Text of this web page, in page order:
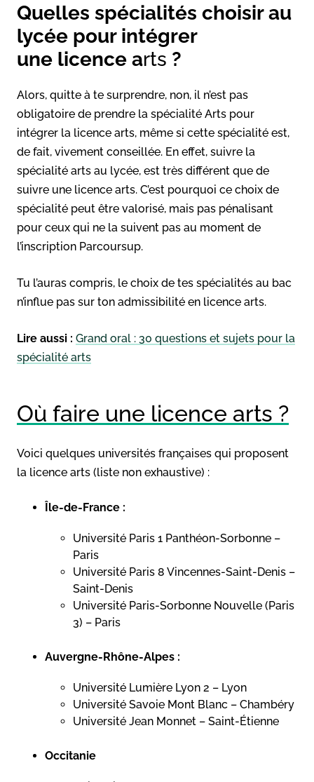
Quelles spécialités choisir au
lycée pour intégrer
une licence arts ?
Alors, quitte à te surprendre, non, il n’est pas
obligatoire de prendre la spécialité Arts pour
intégrer la licence arts, même si cette spécialité est,
de fait, vivement conseillée. En effet, suivre la
spécialité arts au lycée, est très différent que de
suivre une licence arts. C’est pourquoi ce choix de
spécialité peut être valorisé, mais pas pénalisant
pour ceux qui ne la suivent pas au moment de
l’inscription Parcoursup.
Tu l’auras compris, le choix de tes spécialités au bac
n’influe pas sur ton admissibilité en licence arts.
Lire aussi : Grand oral : 30 questions et sujets pour la
spécialité arts
Où faire une licence arts ?
Voici quelques universités françaises qui proposent
la licence arts (liste non exhaustive) :
Île-de-France :
Université Paris 1 Panthéon-Sorbonne –
Paris
Université Paris 8 Vincennes-Saint-Denis –
Saint-Denis
Université Paris-Sorbonne Nouvelle (Paris
3) – Paris
Auvergne-Rhône-Alpes :
Université Lumière Lyon 2 – Lyon
Université Savoie Mont Blanc – Chambéry
Université Jean Monnet – Saint-Étienne
Occitanie